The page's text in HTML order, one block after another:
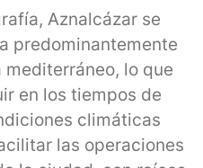
Aznalcázar se
predominantemente
lo que
en los tiempos de
climáticas
las operaciones